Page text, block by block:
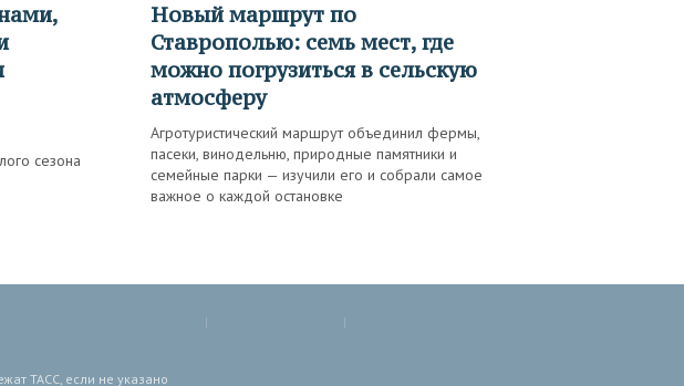
сезона
Новый маршрут по
Ставрополью: семь мест, где
можно погрузиться в сельскую
атмосферу
Агротуристический маршрут объединил фермы,
пасеки, винодельню, природные памятники и
семейные парки — изучили его и собрали самое
важное о каждой остановке
ТАСС, если не указано